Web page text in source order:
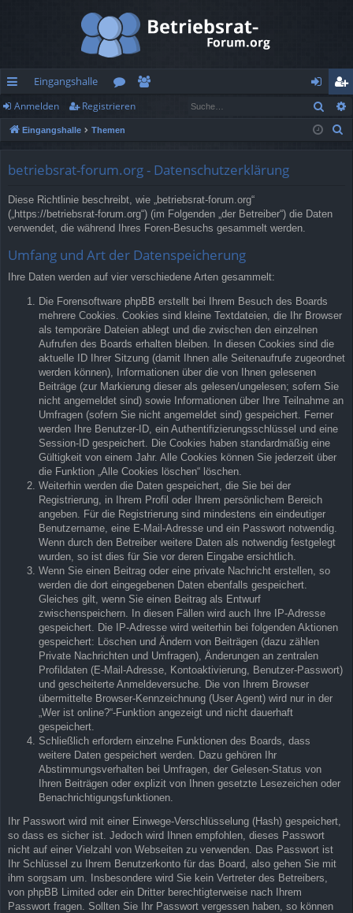
ch
ne
rif
Eingangshalle
or
en
n
m
n
eg
ist
Anmelden Registrieren
Eingangshalle Themen
betriebsrat-forum.org - Datenschutzerklärung
Diese Richtlinie beschreibt, wie „betriebsrat-forum.org“
(„https://betriebsrat-forum.org“) (im Folgenden „der Betreiber“) die Daten
verwendet, die während Ihres Foren-Besuchs gesammelt werden.
Umfang und Art der Datenspeicherung
Ihre Daten werden auf vier verschiedene Arten gesammelt:
Die Forensoftware phpBB erstellt bei Ihrem Besuch des Boards
mehrere Cookies. Cookies sind kleine Textdateien, die Ihr Browser
als temporäre Dateien ablegt und die zwischen den einzelnen
Aufrufen des Boards erhalten bleiben. In diesen Cookies sind die
aktuelle ID Ihrer Sitzung (damit Ihnen alle Seitenaufrufe zugeordnet
werden können), Informationen über die von Ihnen gelesenen
Beiträge (zur Markierung dieser als gelesen/ungelesen; sofern Sie
nicht angemeldet sind) sowie Informationen über Ihre Teilnahme an
Umfragen (sofern Sie nicht angemeldet sind) gespeichert. Ferner
werden Ihre Benutzer-ID, ein Authentifizierungsschlüssel und eine
Session-ID gespeichert. Die Cookies haben standardmäßig eine
Gültigkeit von einem Jahr. Alle Cookies können Sie jederzeit über
die Funktion „Alle Cookies löschen“ löschen.
Weiterhin werden die Daten gespeichert, die Sie bei der
Registrierung, in Ihrem Profil oder Ihrem persönlichem Bereich
angeben. Für die Registrierung sind mindestens ein eindeutiger
Benutzername, eine E-Mail-Adresse und ein Passwort notwendig.
Wenn durch den Betreiber weitere Daten als notwendig festgelegt
wurden, so ist dies für Sie vor deren Eingabe ersichtlich.
Wenn Sie einen Beitrag oder eine private Nachricht erstellen, so
werden die dort eingegebenen Daten ebenfalls gespeichert.
Gleiches gilt, wenn Sie einen Beitrag als Entwurf
zwischenspeichern. In diesen Fällen wird auch Ihre IP-Adresse
gespeichert. Die IP-Adresse wird weiterhin bei folgenden Aktionen
gespeichert: Löschen und Ändern von Beiträgen (dazu zählen
Private Nachrichten und Umfragen), Änderungen an zentralen
Profildaten (E-Mail-Adresse, Kontoaktivierung, Benutzer-Passwort)
und gescheiterte Anmeldeversuche. Die von Ihrem Browser
übermittelte Browser-Kennzeichnung (User Agent) wird nur in der
„Wer ist online?“-Funktion angezeigt und nicht dauerhaft
gespeichert.
Schließlich erfordern einzelne Funktionen des Boards, dass
weitere Daten gespeichert werden. Dazu gehören Ihr
Abstimmungsverhalten bei Umfragen, der Gelesen-Status von
Ihren Beiträgen oder explizit von Ihnen gesetzte Lesezeichen oder
Benachrichtigungsfunktionen.
Ihr Passwort wird mit einer Einwege-Verschlüsselung (Hash) gespeichert,
so dass es sicher ist. Jedoch wird Ihnen empfohlen, dieses Passwort
nicht auf einer Vielzahl von Webseiten zu verwenden. Das Passwort ist
Ihr Schlüssel zu Ihrem Benutzerkonto für das Board, also gehen Sie mit
ihm sorgsam um. Insbesondere wird Sie kein Vertreter des Betreibers,
von phpBB Limited oder ein Dritter berechtigterweise nach Ihrem
Passwort fragen. Sollten Sie Ihr Passwort vergessen haben, so können